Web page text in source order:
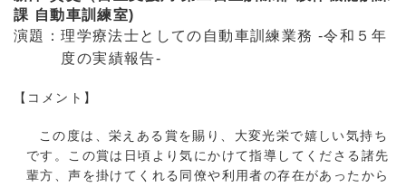
課 自動車訓練室)
演題：理学療法士としての自動車訓練業務 -令和５年
度の実績報告-
【コメント】
この度は、栄えある賞を賜り、大変光栄で嬉しい気持ち
です。この賞は日頃より気にかけて指導してくださる諸先
輩方、声を掛けてくれる同僚や利用者の存在があったから